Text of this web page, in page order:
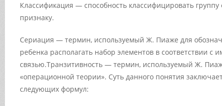
Классификация — способность классифицировать группу
признаку.
Сериация — термин, используемый Ж. Пиаже для
ребенка располагать набор элементов в соответствии
связью.Транзитивность — термин, используемый Ж.
«операционной теории». Суть данного понятия
следующих формул: